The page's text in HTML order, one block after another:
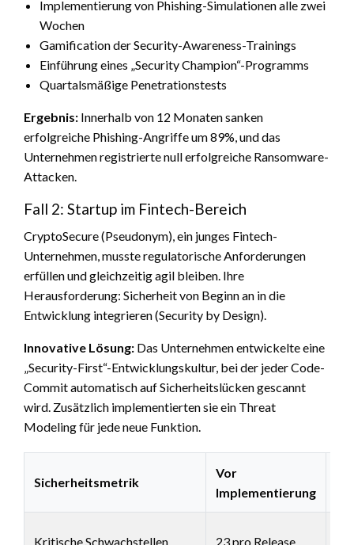
Implementierung von Phishing-Simulationen alle zwei
Wochen
Gamification der Security-Awareness-Trainings
Einführung eines „Security Champion“-Programms
Quartalsmäßige Penetrationstests
Ergebnis: Innerhalb von 12 Monaten sanken
erfolgreiche Phishing-Angriffe um 89%, und das
Unternehmen registrierte null erfolgreiche Ransomware-
Attacken.
Fall 2: Startup im Fintech-Bereich
CryptoSecure (Pseudonym), ein junges Fintech-
Unternehmen, musste regulatorische Anforderungen
erfüllen und gleichzeitig agil bleiben. Ihre
Herausforderung: Sicherheit von Beginn an in die
Entwicklung integrieren (Security by Design).
Innovative Lösung: Das Unternehmen entwickelte eine
„Security-First“-Entwicklungskultur, bei der jeder Code-
Commit automatisch auf Sicherheitslücken gescannt
wird. Zusätzlich implementierten sie ein Threat
Modeling für jede neue Funktion.
Sicherheitsmetrik
Vor
Implementierung
Kritische Schwachstellen 23 pro Release